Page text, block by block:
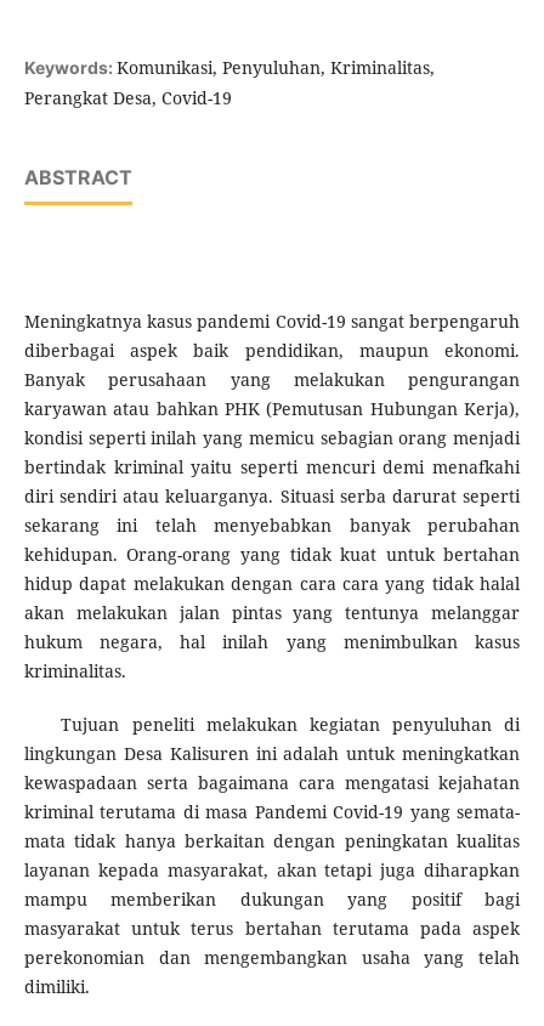
Keywords: Komunikasi, Penyuluhan, Kriminalitas,
Perangkat Desa, Covid-19
ABSTRACT
Meningkatnya kasus pandemi Covid-19 sangat berpengaruh
diberbagai aspek baik pendidikan, maupun ekonomi.
Banyak perusahaan yang melakukan pengurangan
karyawan atau bahkan PHK (Pemutusan Hubungan Kerja),
kondisi seperti inilah yang memicu sebagian orang menjadi
bertindak kriminal yaitu seperti mencuri demi menafkahi
diri sendiri atau keluarganya. Situasi serba darurat seperti
sekarang ini telah menyebabkan banyak perubahan
kehidupan. Orang-orang yang tidak kuat untuk bertahan
hidup dapat melakukan dengan cara cara yang tidak halal
akan melakukan jalan pintas yang tentunya melanggar
hukum negara, hal inilah yang menimbulkan kasus
kriminalitas.
Tujuan peneliti melakukan kegiatan penyuluhan di
lingkungan Desa Kalisuren ini adalah untuk meningkatkan
kewaspadaan serta bagaimana cara mengatasi kejahatan
kriminal terutama di masa Pandemi Covid-19 yang semata-
mata tidak hanya berkaitan dengan peningkatan kualitas
layanan kepada masyarakat, akan tetapi juga diharapkan
mampu memberikan dukungan yang positif bagi
masyarakat untuk terus bertahan terutama pada aspek
perekonomian dan mengembangkan usaha yang telah
dimiliki.